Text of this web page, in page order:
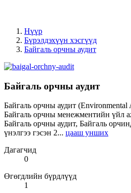
Нүүр
Бүрэлдэхүүн хэсгүүд
Байгаль орчны аудит
Байгаль орчны аудит
Байгаль орчны аудит
Байгаль орчны менежментийн үйл
Байгаль орчны аудит, Байгаль
үнэлгээ гэсэн 2... цааш унших
Дагагчид
0
Өгөгдлийн бүрдлүүд
1